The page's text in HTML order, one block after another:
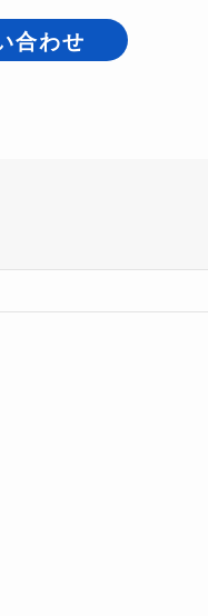
合わせ